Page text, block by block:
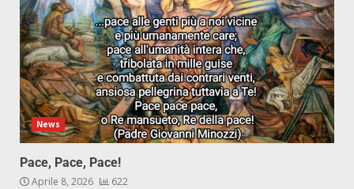
News
Pace, Pace, Pace!
Aprile 8, 2026 622